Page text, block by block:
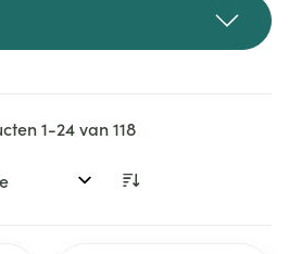
1-24van118